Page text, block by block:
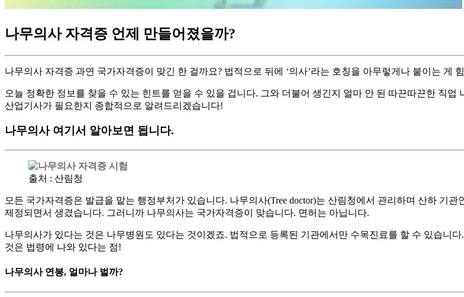
나무의사 자격증 언제 만들어졌을까?
나무의사 자격증 과연 국가자격증이 맞긴 한 걸까요? 법적으로 뒤에 ‘의사’라는 호칭을 아무렇게나 붙이는 게
오늘 정확한 정보를 찾을 수 있는 힌트를 얻을 수 있을 겁니다. 그와 더불어 생긴지 얼마 안 된 따끈따끈한 직
산업기사가 필요한지 종합적으로 알려드리겠습니다!
나무의사 여기서 알아보면 됩니다.
출처 : 산림청
모든 국가자격증은 발급을 맡는 행정부처가 있습니다. 나무의사(Tree doctor)는 산림청에서 관리하며 산하 기
제정되면서 생겼습니다. 그러니까 나무의사는 국가자격증이 맞습니다. 면허는 아닙니다.
나무의사가 있다는 것은 나무병원도 있다는 것이겠죠. 법적으로 등록된 기관에서만 수목진료를 할 수 있습니
것은 법령에 나와 있다는 점!
나무의사 연봉, 얼마나 벌까?